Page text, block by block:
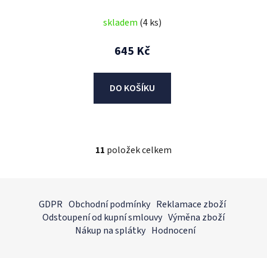
skladem (4 ks)
645 Kč
DO KOŠÍKU
O
d
a
c
11 položek celkem
GDPR Obchodní podmínky Reklamace zboží
Odstoupení od kupní smlouvy Výměna zboží
Nákup na splátky Hodnocení